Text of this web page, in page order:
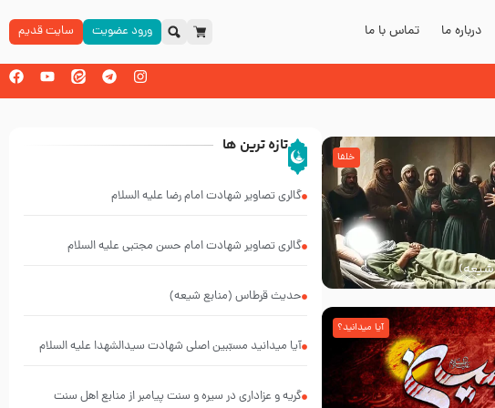
درباره ما تماس با ما ورود عضویت سایت قدیم
خلفا
آیا میدانید؟
تازه ترین ها
گالری تصاویر شهادت امام رضا علیه السلام
گالری تصاویر شهادت امام حسن مجتبی علیه السلام
حدیث قرطاس (منابع شیعه)
آیا میدانید مسبّبین اصلی شهادت سیدالشهدا علیه ‌السلام
گریه و عزاداری در سیره و سنت پیامبر از منابع اهل سنت